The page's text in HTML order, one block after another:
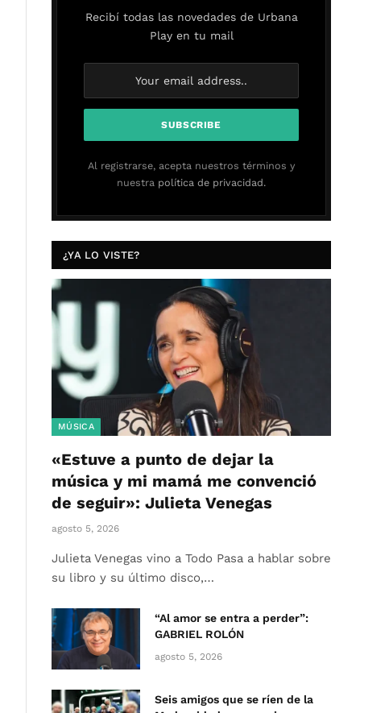
Recibí todas las novedades de Urbana
Play en tu mail
Al registrarse, acepta nuestros términos y
nuestra política de privacidad.
¿YA LO VISTE?
MÚSICA
«Estuve a punto de dejar la
música y mi mamá me convenció
de seguir»: Julieta Venegas
agosto 5, 2026
Julieta Venegas vino a Todo Pasa a hablar sobre
su libro y su último disco,…
“Al amor se entra a perder”:
GABRIEL ROLÓN
agosto 5, 2026
Seis amigos que se ríen de la